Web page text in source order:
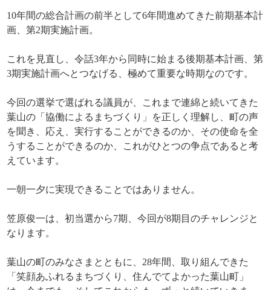
10年間の総合計画の前半として6年間進めてきた前期基本計
画、第2期実施計画。
これを見直し、令話3年から同時に始まる後期基本計画、第
3期実施計画へとつなげる、極めて重要な時期なのです。
今回の選挙で選ばれる議員が、これまで連綿と続いてきた
葉山の「協働によるまちづくり」を正しく理解し、町の声
を聞き、応え、実行することができるのか、その使命を全
うすることができるのか、これがひとつの争点であると考
えています。
一朝一夕に実現できることではありません。
笠原俊一は、初当選から7期、今回が8期目のチャレンジと
なります。
葉山の町のみなさまとともに、28年間、取り組んできた
「笑顔あふれるまちづくり、住んでてよかった葉山町」